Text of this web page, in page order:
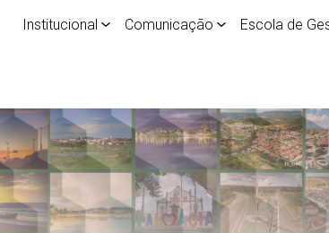
Institucional Comunicação Escola de